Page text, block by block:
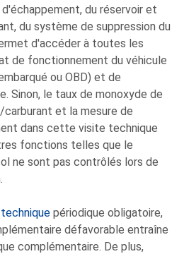
du réservoir et
du système de suppression du
d'accéder à toutes les
de fonctionnement du véhicule
ou OBD) et de
Sinon, le taux de monoxyde de
et la mesure de
dans cette visite technique
fonctions telles que le
ne sont pas contrôlés lors de
périodique obligatoire,
défavorable entraîne
complémentaire. De plus,